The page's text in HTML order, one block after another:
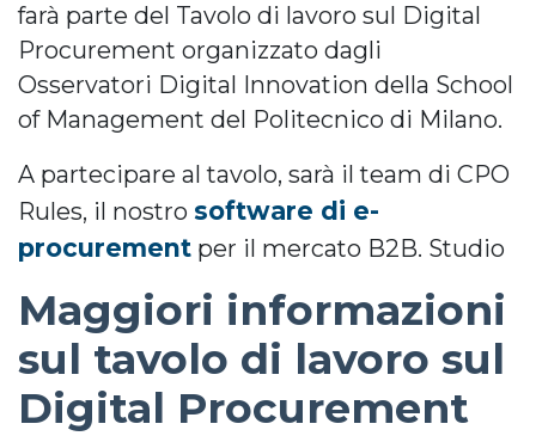
farà parte del Tavolo di lavoro sul Digital
Procurement organizzato dagli
Osservatori Digital Innovation della School
of Management del Politecnico di Milano.
A partecipare al tavolo, sarà il team di CPO
Rules, il nostro software di e-
procurement per il mercato B2B. Studio
Maggiori informazioni
sul tavolo di lavoro sul
Digital Procurement